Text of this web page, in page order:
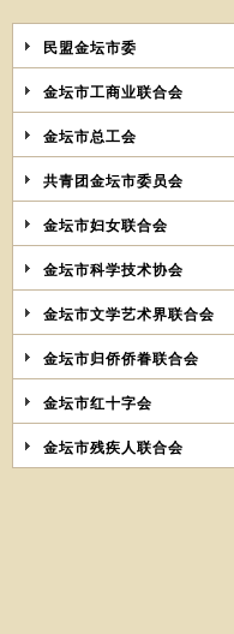
民盟金坛市委
金坛市工商业联合会
金坛市总工会
共青团金坛市委员会
金坛市妇女联合会
金坛市科学技术协会
金坛市文学艺术界联合会
金坛市归侨侨眷联合会
金坛市红十字会
金坛市残疾人联合会